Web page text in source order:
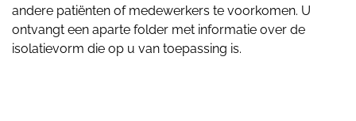
andere patiënten of medewerkers te voorkomen. U
ontvangt een aparte folder met informatie over de
isolatievorm die op u van toepassing is.